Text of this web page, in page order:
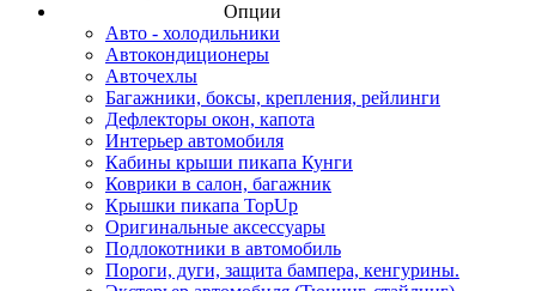
Опции
Авто - холодильники
Автокондиционеры
Авточехлы
Багажники, боксы, крепления, рейлинги
Дефлекторы окон, капота
Интерьер автомобиля
Кабины крыши пикапа Кунги
Коврики в салон, багажник
Крышки пикапа TopUp
Оригинальные аксессуары
Подлокотники в автомобиль
Пороги, дуги, защита бампера, кенгурины.